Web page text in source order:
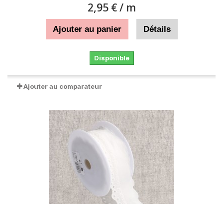
2,95 €/ m
Ajouter au panier Détails
Disponible
Ajouter au comparateur